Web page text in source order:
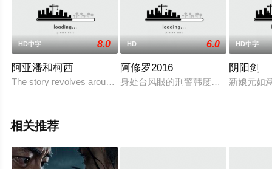
HD中字 8.0
阿亚潘和柯西
The story revolves around the clash between Ayyapp
HD 6.0
阿修罗2016
身处台风眼的刑警韩度京（郑雨盛饰
HD中字
阴阳剑
新娘元如
相关推荐